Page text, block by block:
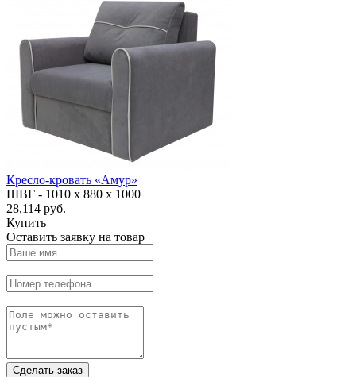
Кресло-кровать «Амур»
ШВГ - 1010 х 880 х 1000
28,114 руб.
Купить
Оставить заявку на товар
Сделать заказ